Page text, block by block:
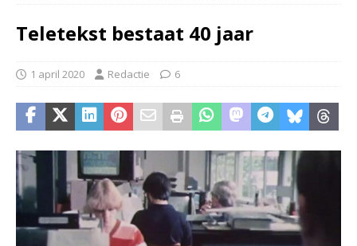
Teletekst bestaat 40 jaar
1 april 2020 Redactie 6